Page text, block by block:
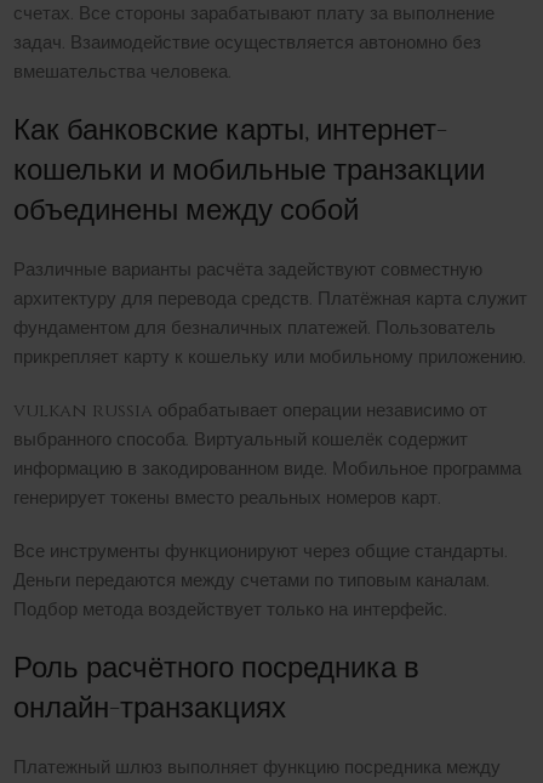
счетах. Все стороны зарабатывают плату за выполнение
задач. Взаимодействие осуществляется автономно без
вмешательства человека.
Как банковские карты, интернет-
кошельки и мобильные транзакции
объединены между собой
Различные варианты расчёта задействуют совместную
архитектуру для перевода средств. Платёжная карта служит
фундаментом для безналичных платежей. Пользователь
прикрепляет карту к кошельку или мобильному приложению.
vulkan russia обрабатывает операции независимо от
выбранного способа. Виртуальный кошелёк содержит
информацию в закодированном виде. Мобильное программа
генерирует токены вместо реальных номеров карт.
Все инструменты функционируют через общие стандарты.
Деньги передаются между счетами по типовым каналам.
Подбор метода воздействует только на интерфейс.
Роль расчётного посредника в
онлайн-транзакциях
Платежный шлюз выполняет функцию посредника между